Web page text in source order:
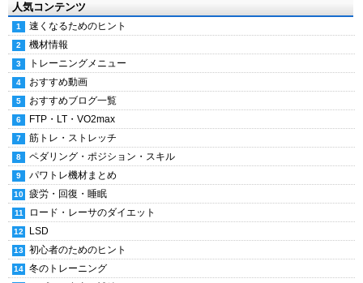
人気コンテンツ
速くなるためのヒント
機材情報
トレーニングメニュー
おすすめ動画
おすすめブログ一覧
FTP・LT・VO2max
筋トレ・ストレッチ
ペダリング・ポジション・スキル
パワトレ機材まとめ
疲労・回復・睡眠
ロード・レーサのダイエット
LSD
初心者のためのヒント
冬のトレーニング